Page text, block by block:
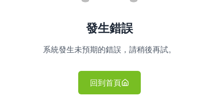
發生錯誤
系統發生未預期的錯誤，請稍後再試。
回到首頁